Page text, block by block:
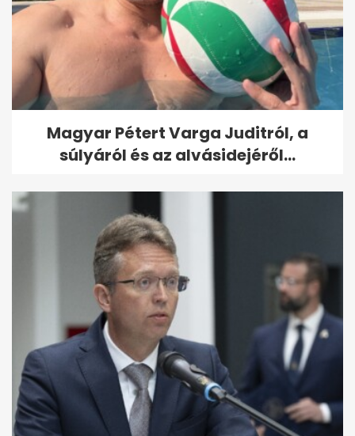
Magyar Pétert Varga Juditról, a
súlyáról és az alvásidejéről...